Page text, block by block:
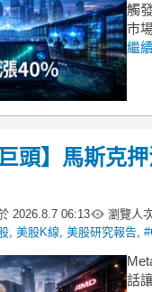
觸
市
繼
巨頭】馬斯克
2026.8.7 06:13 瀏覽人
美股K線 美股研究報告
話